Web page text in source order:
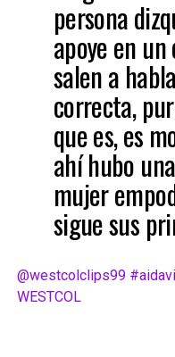
persona
apoye en
salen a
correcta,
que es, es
ahí hubo
mujer
sigue sus
@westcolclips99
WESTCOL